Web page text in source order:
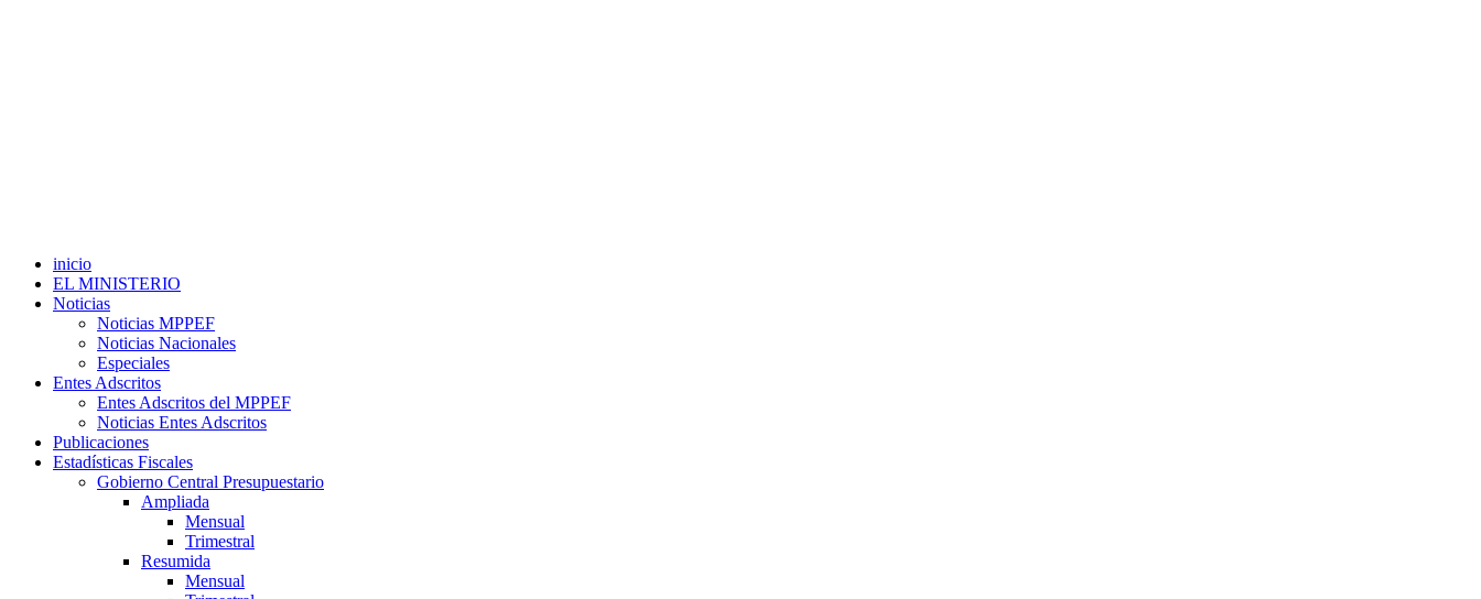
inicio
EL MINISTERIO
Noticias
Noticias MPPEF
Noticias Nacionales
Especiales
Entes Adscritos
Entes Adscritos del MPPEF
Noticias Entes Adscritos
Publicaciones
Estadísticas Fiscales
Gobierno Central Presupuestario
Ampliada
Mensual
Trimestral
Resumida
Mensual